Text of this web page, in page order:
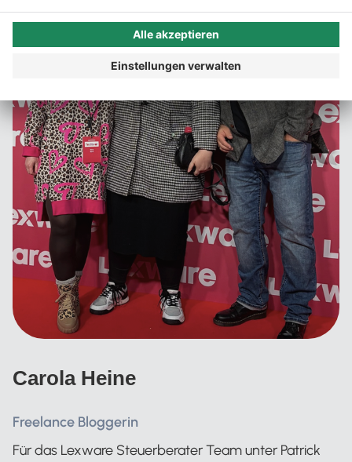
Carola Heine
Freelance Bloggerin
Für das Lexware Steuerberater Team unter Patrick